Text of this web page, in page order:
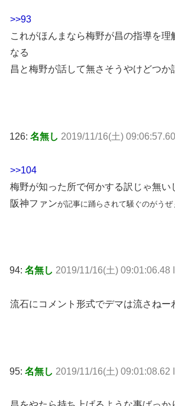
>>93
これがほんまなら梅野が昌の指導を理
なる
昌と梅野が話して無さそうやけどつか
126: 名無し 2019/11/16(土)
>>104
梅野が知った所で何かする訳じゃ無い
阪神ファンが記事に踊らされて騒ぐのがう
94: 名無し 2019/11/16(土) 09:01:06.48
流石にコメント形式でデマは流さねー
95: 名無し 2019/11/16(土) 09:01:08.62